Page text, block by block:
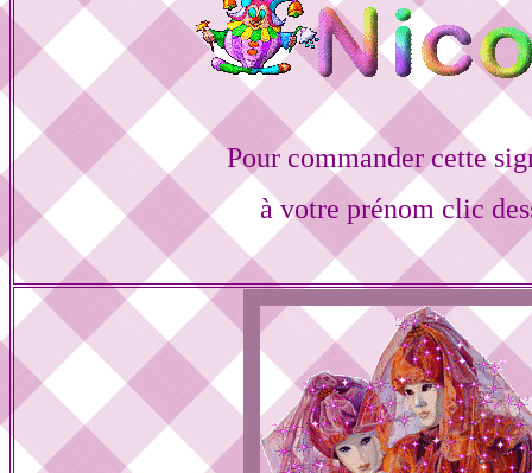
Pour commander cette
à votre prénom clic